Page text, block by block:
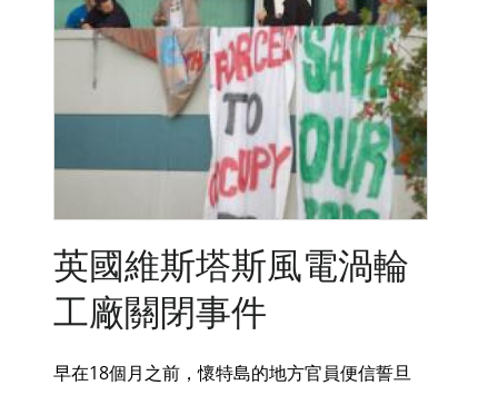
英國維斯塔斯風電渦輪
工廠關閉事件
早在18個月之前，懷特島的地方官員便信誓旦